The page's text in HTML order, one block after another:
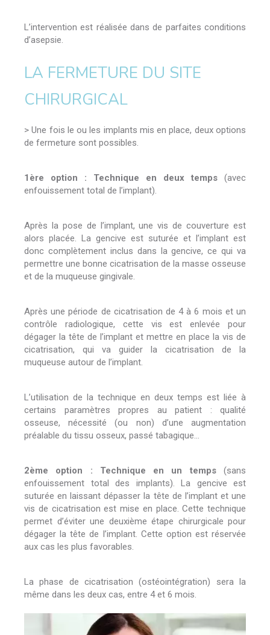
L’intervention est réalisée dans de parfaites conditions
d’asepsie.
LA FERMETURE DU SITE
CHIRURGICAL
> Une fois le ou les implants mis en place, deux options
de fermeture sont possibles.
1ère option : Technique en deux temps (avec
enfouissement total de l’implant).
Après la pose de l’implant, une vis de couverture est
alors placée. La gencive est suturée et l’implant est
donc complètement inclus dans la gencive, ce qui va
permettre une bonne cicatrisation de la masse osseuse
et de la muqueuse gingivale.
Après une période de cicatrisation de 4 à 6 mois et un
contrôle radiologique, cette vis est enlevée pour
dégager la tête de l’implant et mettre en place la vis de
cicatrisation, qui va guider la cicatrisation de la
muqueuse autour de l’implant.
L’utilisation de la technique en deux temps est liée à
certains paramètres propres au patient : qualité
osseuse, nécessité (ou non) d’une augmentation
préalable du tissu osseux, passé tabagique…
2ème option : Technique en un temps(sans
enfouissement total des implants). La gencive est
suturée en laissant dépasser la tête de l’implant et une
vis de cicatrisation est mise en place. Cette technique
permet d’éviter une deuxième étape chirurgicale pour
dégager la tête de l’implant. Cette option est réservée
aux cas les plus favorables.
La phase de cicatrisation (ostéointégration) sera la
même dans les deux cas, entre 4 et 6 mois.